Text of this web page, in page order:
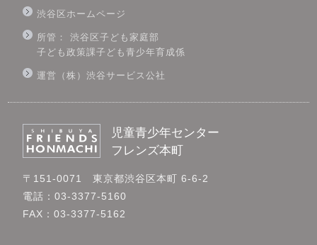
渋谷区ホームページ
所管： 渋谷区子ども家庭部
子ども政策課子ども青少年育成係
運営（株）渋谷サービス公社
児童青少年センター
フレンズ本町
〒151-0071 東京都渋谷区本町 6-6-2
電話：03-3377-5160
FAX：03-3377-5162